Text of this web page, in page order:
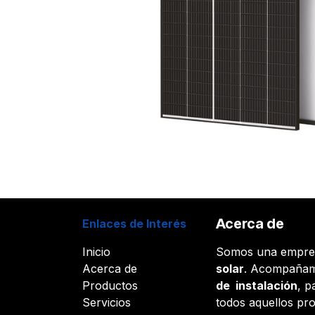
Enlaces de Interés
Inicio
Acerca de
Productos
Servicios
Acerca de
Somos una
solar.
de instalación,
todos aquellos